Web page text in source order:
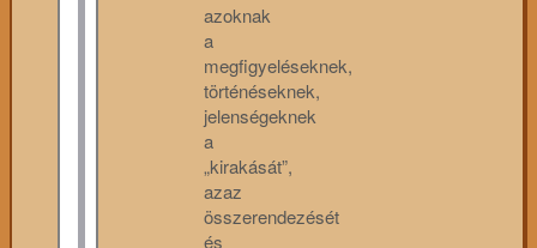
azoknak
a
megfigyeléseknek,
történéseknek,
jelenségeknek
a
„kirakását”,
azaz
összerendezését
és